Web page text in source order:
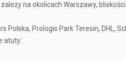
na okolicach Warszawy,
Prologis Park Teresin, DHL,
atuty: